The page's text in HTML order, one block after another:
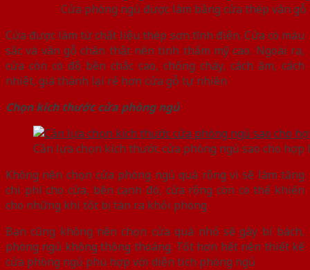
Cửa phòng ngủ được làm bằng cửa thép vân
Cửa được làm từ chất liệu thép sơn tĩnh điện. Cửa có màu
sắc và vân gỗ chân thật nên tính thẩm mỹ cao. Ngoài ra,
cửa còn có độ bền chắc cao, chống cháy, cách âm, cách
nhiệt, giá thành lại rẻ hơn cửa gỗ tự nhiên
Chọn kích thước cửa phòng ngủ
Cần lựa chọn kích thước cửa phòng ngủ sao cho
Không nên chọn cửa phòng ngủ quá rộng vì sẽ làm tăng
chi phí cho cửa, bên cạnh đó, cửa rộng còn có thể khiến
cho những khí tốt bị tán ra khỏi phòng
Bạn cũng không nên chọn cửa quá nhỏ sẽ gây bí bách,
phòng ngủ không thông thoáng. Tốt hơn hết nên thiết kế
cửa phòng ngủ phù hợp với diện tích phòng ngủ